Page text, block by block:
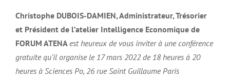
Christophe DUBOIS-DAMIEN, Administrateur, Trésorier
et Président de l’atelier Intelligence Economique de
FORUM ATENAest heureux de vous inviter à une conférence
gratuite qu’il organise le 17 mars 2022 de 18 heures à 20
heures à Sciences Po, 26 rue Saint Guillaume Paris